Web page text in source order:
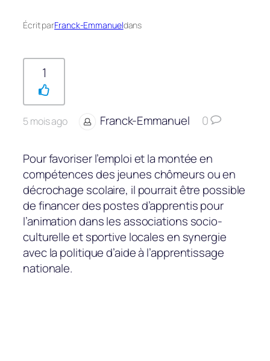
Écrit parFranck-Emmanueldans
1
5 mois ago Franck-Emmanuel 0
Pour favoriser l’emploi et la montée en
compétences des jeunes chômeurs ou en
décrochage scolaire, il pourrait être possible
de financer des postes d’apprentis pour
l’animation dans les associations socio-
culturelle et sportive locales en synergie
avec la politique d’aide à l’apprentissage
nationale.